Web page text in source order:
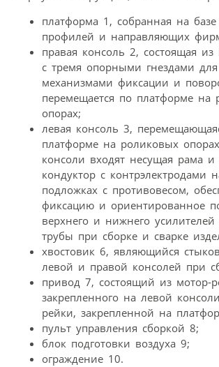
платформа 1, собранная на
профилей и направляющих
правая консоль 2, состоящая
с тремя опорными гнездами
механизмами фиксации и
перемещается по платформе на
опорах;
левая консоль 3,
платформе на роликовых
консоли входят несущая рама
кондуктор с контрэлектродами
подложках с противовесом,
фиксацию и ориентированное
верхнего и нижнего усилителей
трубы при сборке и сварке
хвостовик 6, являющийся
левой и правой консолей при
привод 7, состоящий из мотор-
закрепленного на левой
рейки, закрепленной на
пульт управления сборкой 8;
блок подготовки воздуха 9;
ограждение 10.